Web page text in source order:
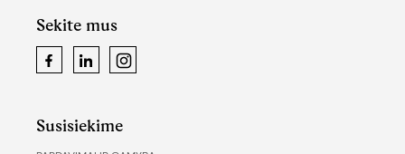
Sekite mus
FacebookLinkedInInstagram
Susisiekime